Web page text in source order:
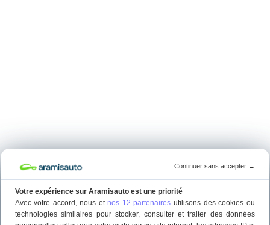
Continuer sans accepter →
Votre expérience sur Aramisauto est une priorité
Avec votre accord, nous et nos 12 partenaires utilisons des cookies ou
technologies similaires pour stocker, consulter et traiter des données